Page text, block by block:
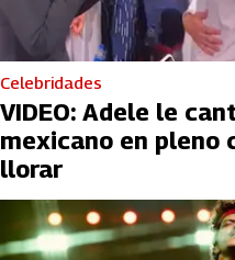
Celebridades
VIDEO: Adele le
mexicano en pleno
llorar